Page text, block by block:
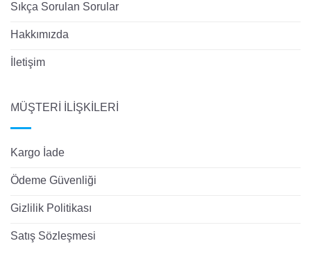
Sıkça Sorulan Sorular
Hakkımızda
İletişim
MÜŞTERİ İLİŞKİLERİ
Kargo İade
Ödeme Güvenliği
Gizlilik Politikası
Satış Sözleşmesi